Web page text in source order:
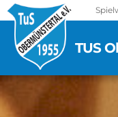
TUS